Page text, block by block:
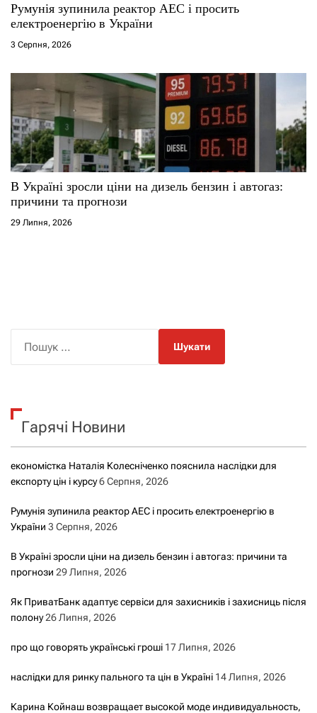
Румунія зупинила реактор АЕС і просить
електроенергію в України
3 Серпня, 2026
В Україні зросли ціни на дизель бензин і автогаз:
причини та прогнози
29 Липня, 2026
к
Гарячі Новини
економістка Наталія Колесніченко пояснила наслідки для
експорту цін і курсу6 Серпня, 2026
Румунія зупинила реактор АЕС і просить електроенергію в
України 3 Серпня, 2026
В Україні зросли ціни на дизель бензин і автогаз: причини та
прогнози 29 Липня, 2026
Як ПриватБанк адаптує сервіси для захисників і захисниць після
полону26 Липня, 2026
про що говорять українські гроші 17 Липня, 2026
наслідки для ринку пального та цін в Україні 14 Липня, 2026
Карина Койнаш возвращает высокой моде индивидуальность,